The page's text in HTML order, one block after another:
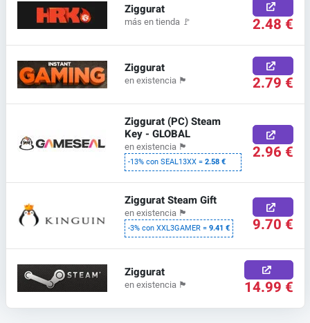
Ziggurat
más en tienda 🚩 2.48 €
Ziggurat
en existencia 🏴 2.79 €
Ziggurat (PC) Steam
Key - GLOBAL
en existencia 🏴
-13% con SEAL13XX =2.58 € 2.96 €
Ziggurat Steam Gift
en existencia 🏴
-3% con XXL3GAMER =9.41 € 9.70 €
Ziggurat
en existencia 🏴 14.99 €